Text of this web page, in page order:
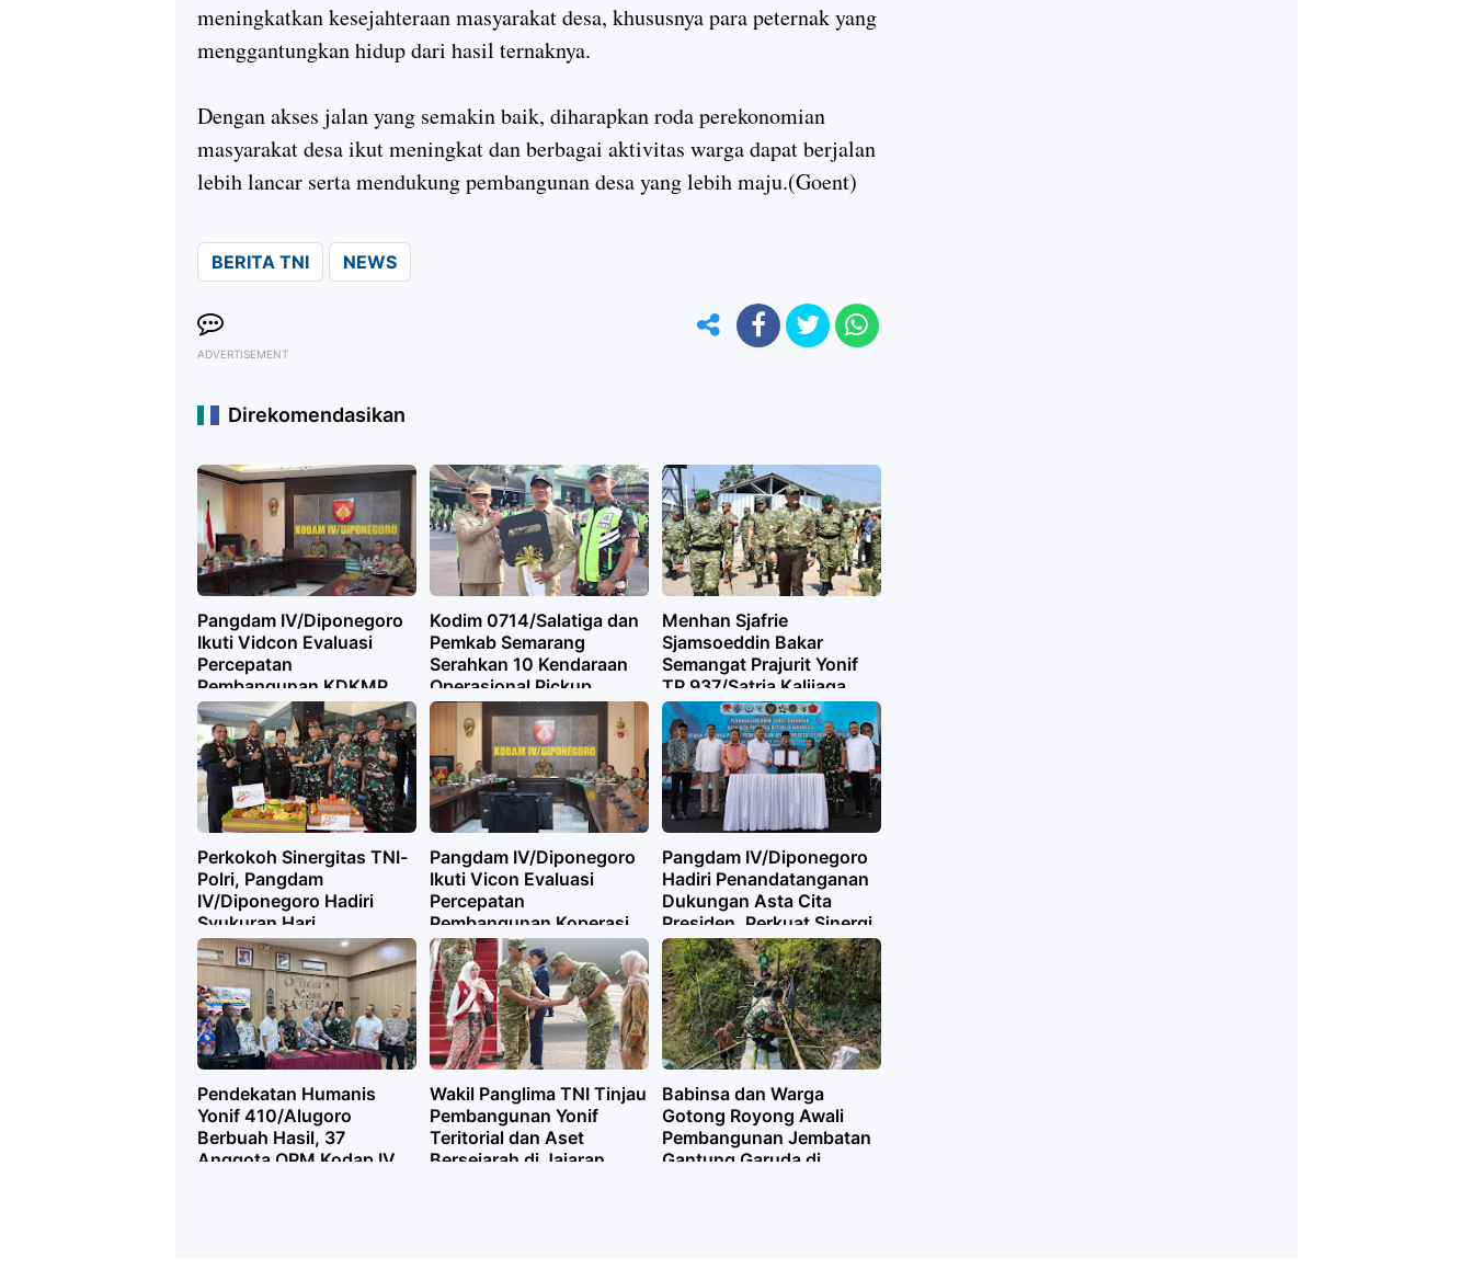
meningkatkan kesejahteraan masyarakat desa, khususnya para peternak yang
menggantungkan hidup dari hasil ternaknya.
Dengan akses jalan yang semakin baik, diharapkan roda perekonomian
masyarakat desa ikut meningkat dan berbagai aktivitas warga dapat berjalan
lebih lancar serta mendukung pembangunan desa yang lebih maju.(Goent)
BERITA TNI NEWS
ADVERTISEMENT
Direkomendasikan
Pangdam IV/Diponegoro
Ikuti Vidcon Evaluasi
Percepatan
Pembangunan KDKMP
Bersama Wapang TNI
Kodim 0714/Salatiga dan
Pemkab Semarang
Serahkan 10 Kendaraan
Operasional Pickup
KDKMP untuk Perkuat
Ekonomi Desa
Menhan Sjafrie
Sjamsoeddin Bakar
Semangat Prajurit Yonif
TP 937/Satria Kalijaga,
Tekankan Jati Diri TNI
dan Kedekatan dengan
Rakyat
Perkokoh Sinergitas TNI-
Polri, Pangdam
IV/Diponegoro Hadiri
Syukuran Hari
Bhayangkara ke-80 di
Polda Jateng
Pangdam IV/Diponegoro
Ikuti Vicon Evaluasi
Percepatan
Pembangunan Koperasi
Desa/Kelurahan Merah
Putih
Pangdam IV/Diponegoro
Hadiri Penandatanganan
Dukungan Asta Cita
Presiden, Perkuat Sinergi
Pembangunan Desa
Pendekatan Humanis
Yonif 410/Alugoro
Berbuah Hasil, 37
Anggota OPM Kodap IV
Wakil Panglima TNI Tinjau
Pembangunan Yonif
Teritorial dan Aset
Bersejarah di Jajaran
Babinsa dan Warga
Gotong Royong Awali
Pembangunan Jembatan
Gantung Garuda di